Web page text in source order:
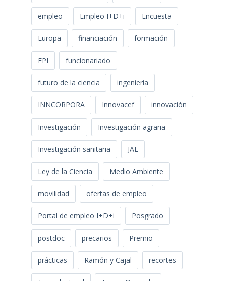
empleo Empleo I+D+i Encuesta
Europa financiación formación
FPI funcionariado
futuro de la ciencia ingeniería
INNCORPORA Innovacef innovación
Investigación Investigación agraria
Investigación sanitaria JAE
Ley de la Ciencia Medio Ambiente
movilidad ofertas de empleo
Portal de empleo I+D+i Posgrado
postdoc precarios Premio
prácticas Ramón y Cajal recortes